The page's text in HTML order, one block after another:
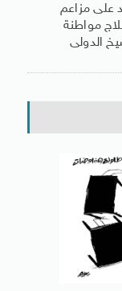
على مزاعم
مواطنة
الدولى